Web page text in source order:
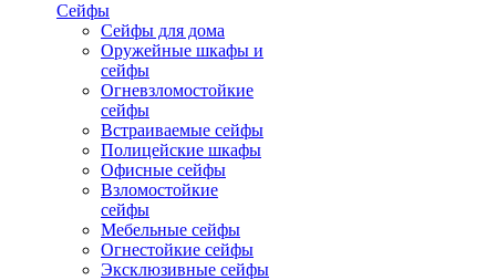
Сейфы
Сейфы для дома
Оружейные шкафы и
сейфы
Огневзломостойкие
сейфы
Встраиваемые сейфы
Полицейские шкафы
Офисные сейфы
Взломостойкие
сейфы
Мебельные сейфы
Огнестойкие сейфы
Эксклюзивные сейфы